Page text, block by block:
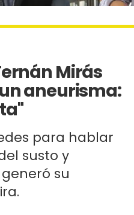
Mirás
aneurisma:
para hablar
susto y
su